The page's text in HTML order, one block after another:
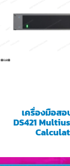
เครื่องมือสอ
DS421